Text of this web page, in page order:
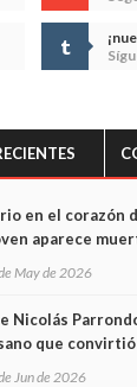
en el corazón
aparece
captan sus
May de 2026
Nicolás
que convirtió
Jun de 2026